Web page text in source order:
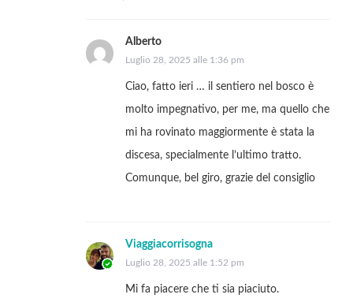
Alberto
Luglio 28, 2025 alle 1:36 pm
Ciao, fatto ieri … il sentiero nel bosco è
molto impegnativo, per me, ma quello che
mi ha rovinato maggiormente è stata la
discesa, specialmente l’ultimo tratto.
Comunque, bel giro, grazie del consiglio
Viaggiacorrisogna
Luglio 28, 2025 alle 1:52 pm
Mi fa piacere che ti sia piaciuto.